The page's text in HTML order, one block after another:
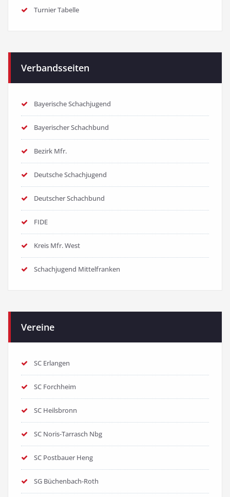
Turnier Tabelle
Verbandsseiten
Bayerische Schachjugend
Bayerischer Schachbund
Bezirk Mfr.
Deutsche Schachjugend
Deutscher Schachbund
FIDE
Kreis Mfr. West
Schachjugend Mittelfranken
Vereine
SC Erlangen
SC Forchheim
SC Heilsbronn
SC Noris-Tarrasch Nbg
SC Postbauer Heng
SG Büchenbach-Roth